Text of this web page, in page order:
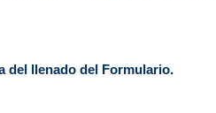
del llenado del Formulario.